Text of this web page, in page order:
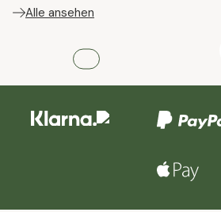
Alle ansehen